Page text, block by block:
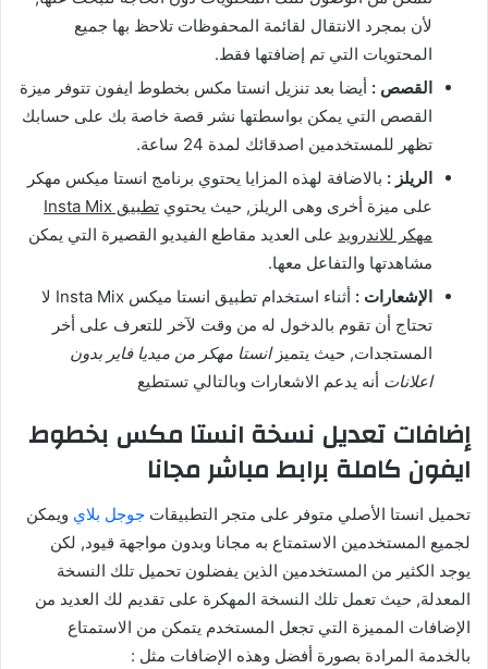
لأن بمجرد الانتقال لقائمة المحفوظات تلاحظ بها جميع
المحتويات التي تم إضافتها فقط.
القصص : أيضا بعد تنزيل انستا مكس بخطوط ايفون تتوفر ميزة
القصص التي يمكن بواسطتها نشر قصة خاصة بك على حسابك
تظهر للمستخدمين اصدقائك لمدة 24 ساعة.
الريلز : بالاضافة لهذه المزايا يحتوي برنامج انستا ميكس مهكر
على ميزة أخرى وهى الريلز, حيث يحتوي
تطبيق Insta Mix
مهكر للاندرويد على العديد مقاطع الفيديو القصيرة التي يمكن
مشاهدتها والتفاعل معها.
الإشعارات :
أثناء استخدام تطبيق انستا ميكس Insta Mix لا
تحتاج أن تقوم بالدخول له من وقت لآخر للتعرف على أخر
المستجدات, حيث يتميزانستا مهكر من ميديا فاير بدون
اعلانات أنه يدعم الاشعارات وبالتالي تستطيع
إضافات تعديل نسخة انستا مكس بخطوط
ايفون كاملة برابط مباشر مجانا
تحميل انستا الأصلي متوفر على متجر التطبيقات جوجل بلاي ويمكن
لجميع المستخدمين الاستمتاع به مجانا وبدون مواجهة قيود, لكن
يوجد الكثير من المستخدمين الذين يفضلون تحميل تلك النسخة
المعدلة, حيث تعمل تلك النسخة المهكرة على تقديم لك العديد من
الإضافات المميزة التي تجعل المستخدم يتمكن من الاستمتاع
بالخدمة المرادة بصورة أفضل وهذه الإضافات مثل :